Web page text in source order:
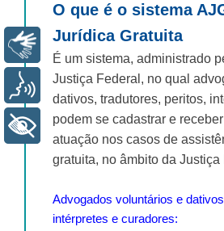
O que é o sistema
Jurídica Gratuita
É um sistema, administrado
Justiça Federal, no qual
dativos, tradutores, peritos,
podem se cadastrar e
atuação nos casos de
gratuita, no âmbito da Justiça
Advogados voluntários e
intérpretes e curadores:
Libras
Voz
+ Acessibilidade